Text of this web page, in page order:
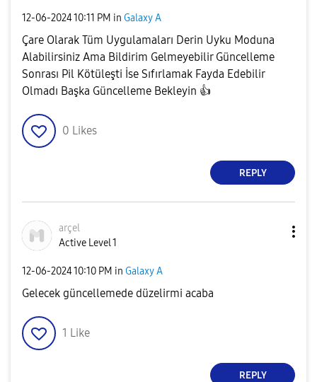
‎12-06-202410:11 PM in Galaxy A
Çare Olarak Tüm Uygulamaları Derin Uyku Moduna
Alabilirsiniz Ama Bildirim Gelmeyebilir Güncelleme
Sonrası Pil Kötüleşti İse Sıfırlamak Fayda Edebilir
Olmadı Başka Güncelleme Bekleyin 👍
0 Likes
REPLY
arçel
Active Level 1
‎12-06-202410:10 PM in Galaxy A
Gelecek güncellemede düzelirmi acaba
1 Like
REPLY